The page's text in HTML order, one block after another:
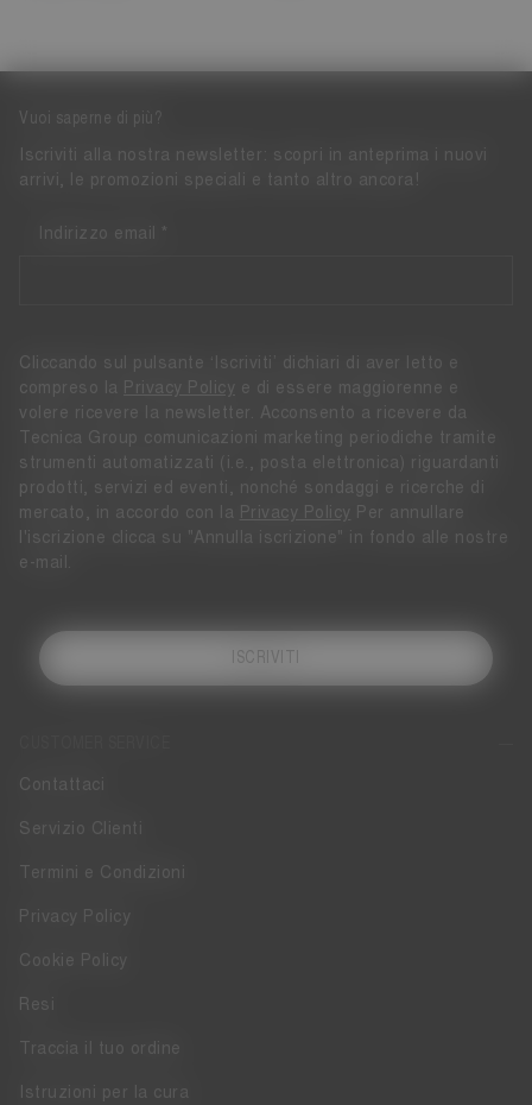
Contattaci
Servizio Clienti
Termini e Condizioni
Privacy Policy
Cookie Policy
Resi
Traccia il tuo ordine
Istruzioni per la cura
Vuoi saperne di più?
Iscriviti alla nostra newsletter: scopri in anteprima i nuovi
arrivi, le promozioni speciali e tanto altro ancora!
Indirizzo email
Cliccando sul pulsante ‘Iscriviti’ dichiari di aver letto e
compreso la
Privacy Policy
e di essere maggiorenne e
volere ricevere la newsletter. Acconsento a ricevere da
Tecnica Group comunicazioni marketing periodiche tramite
strumenti automatizzati (i.e., posta elettronica) riguardanti
prodotti, servizi ed eventi, nonché sondaggi e ricerche di
mercato, in accordo con la
Privacy Policy Per annullare
l'iscrizione clicca su "Annulla iscrizione" in fondo alle nostre
e-mail.
ISCRIVITI